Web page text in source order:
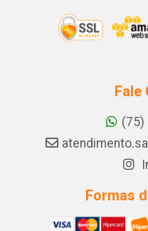
Fale
(75)
Formas